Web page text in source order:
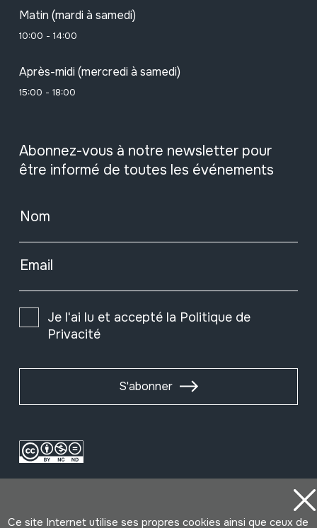
Matin (mardi à samedi)
10:00 - 14:00
Après-midi (mercredi à samedi)
15:00 - 18:00
Abonnez-vous à notre newsletter pour
être informé de toutes les événements
Nom
Email
Je l'ai lu et accepté la Politique de
Privacité
S'abonner
Ce site Internet utilise ses propres cookies ainsi que ceux de